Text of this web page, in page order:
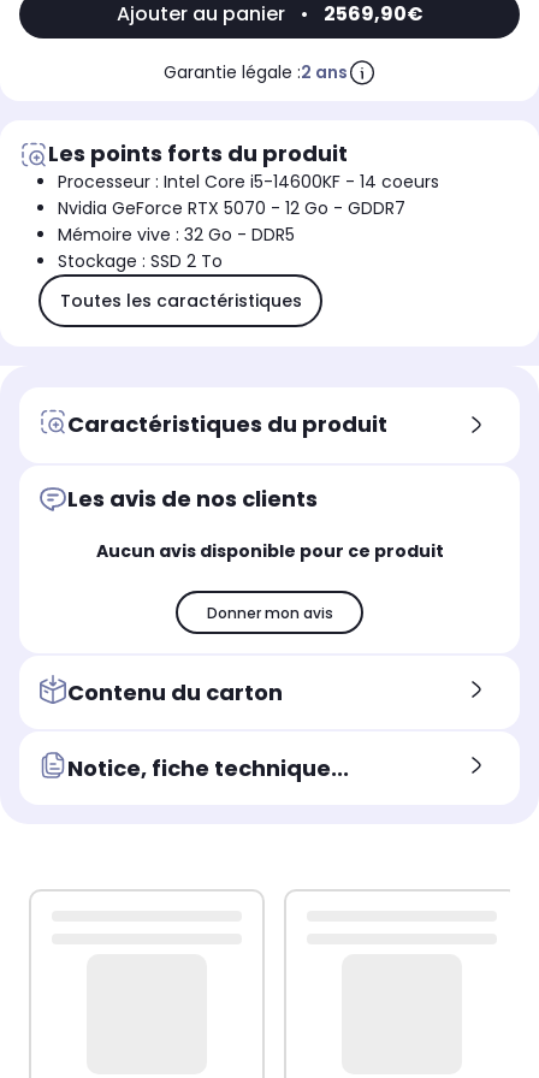
Ajouter au panier • 2569,90€
Garantie légale :2 ans
Les points forts du produit
Processeur : Intel Core i5-14600KF - 14 coeurs
Nvidia GeForce RTX 5070 - 12 Go - GDDR7
Mémoire vive : 32 Go - DDR5
Stockage : SSD 2 To
Toutes les caractéristiques
Caractéristiques du produit
Les avis de nos clients
Aucun avis disponible pour ce produit
Donner mon avis
Contenu du carton
Notice, fiche technique...